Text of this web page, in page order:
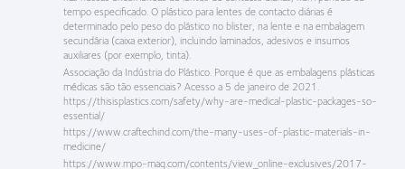
tempo especificado. O plástico para lentes de contacto diárias é
determinado pelo peso do plástico no blister, na lente e na embalagem
secundária (caixa exterior), incluindo laminados, adesivos e insumos
auxiliares (por exemplo, tinta).
Associação da Indústria do Plástico. Porque é que as embalagens plásticas
médicas são tão essenciais? Acesso a 5 de janeiro de 2021.
https://thisisplastics.com/safety/why-are-medical-plastic-packages-so-
essential/
https://www.craftechind.com/the-many-uses-of-plastic-materials-in-
medicine/
https://www.mpo-mag.com/contents/view_online-exclusives/2017-